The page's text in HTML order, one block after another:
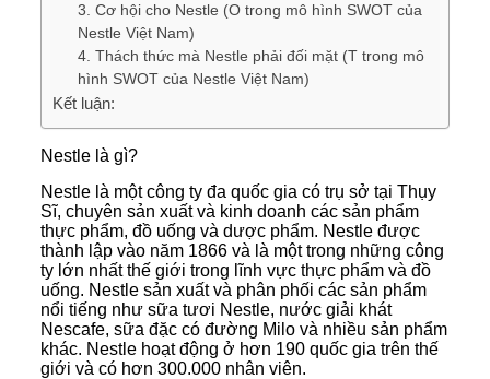
3. Cơ hội cho Nestle (O trong mô hình SWOT của
Nestle Việt Nam)
4. Thách thức mà Nestle phải đối mặt (T trong mô
hình SWOT của Nestle Việt Nam)
Kết luận:
Nestle là gì?
Nestle là một công ty đa quốc gia có trụ sở tại Thụy
Sĩ, chuyên sản xuất và kinh doanh các sản phẩm
thực phẩm, đồ uống và dược phẩm. Nestle được
thành lập vào năm 1866 và là một trong những công
ty lớn nhất thế giới trong lĩnh vực thực phẩm và đồ
uống. Nestle sản xuất và phân phối các sản phẩm
nổi tiếng như sữa tươi Nestle, nước giải khát
Nescafe, sữa đặc có đường Milo và nhiều sản phẩm
khác. Nestle hoạt động ở hơn 190 quốc gia trên thế
giới và có hơn 300.000 nhân viên.